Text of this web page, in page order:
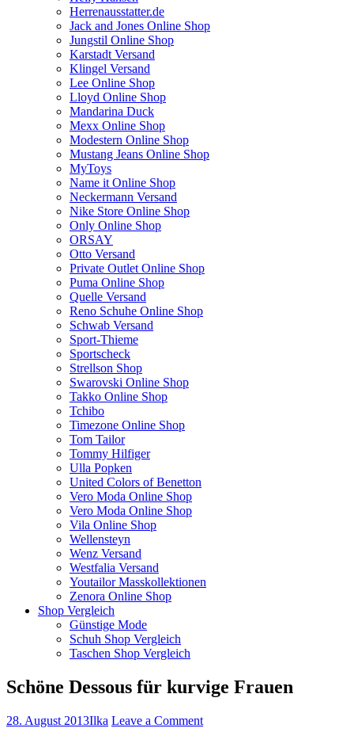
Herrenausstatter.de
Jack and Jones Online Shop
Jungstil Online Shop
Karstadt Versand
Klingel Versand
Lee Online Shop
Lloyd Online Shop
Mandarina Duck
Mexx Online Shop
Modestern Online Shop
Mustang Jeans Online Shop
MyToys
Name it Online Shop
Neckermann Versand
Nike Store Online Shop
Only Online Shop
ORSAY
Otto Versand
Private Outlet Online Shop
Puma Online Shop
Quelle Versand
Reno Schuhe Online Shop
Schwab Versand
Sport-Thieme
Sportscheck
Strellson Shop
Swarovski Online Shop
Takko Online Shop
Tchibo
Timezone Online Shop
Tom Tailor
Tommy Hilfiger
Ulla Popken
United Colors of Benetton
Vero Moda Online Shop
Vero Moda Online Shop
Vila Online Shop
Wellensteyn
Wenz Versand
Westfalia Versand
Youtailor Masskollektionen
Zenora Online Shop
Shop Vergleich
Günstige Mode
Schuh Shop Vergleich
Taschen Shop Vergleich
Schöne Dessous für kurvige Frauen
28. August 2013Ilka Leave a Comment